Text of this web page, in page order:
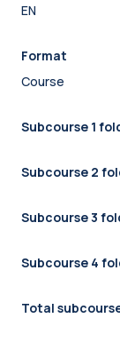
EN
Format
Course
Subcourse 1
Subcourse 2
Subcourse 3
Subcourse 4
Total